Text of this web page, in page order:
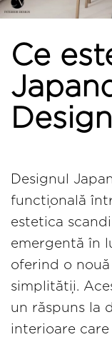
Ce
Designul
funcțională
estetica
emergentă în
oferind o
simplității.
un răspuns la
interioare